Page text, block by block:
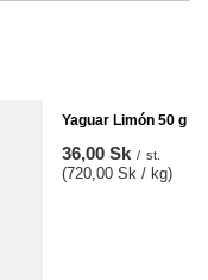
Yaguar Limón 50 g
36,00 Sk / st.
(720,00 Sk / kg)